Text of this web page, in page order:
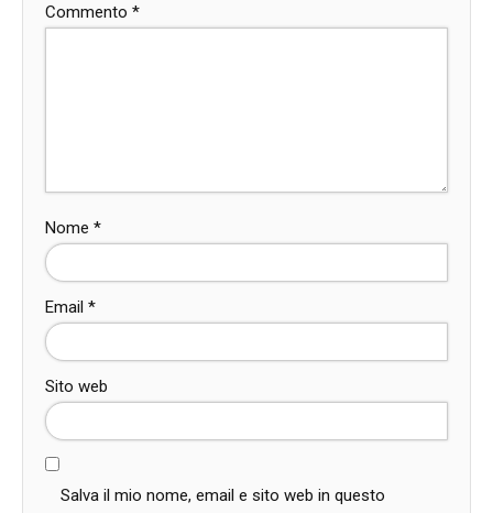
Commento *
Nome *
Email *
Sito web
Salva il mio nome, email e sito web in questo